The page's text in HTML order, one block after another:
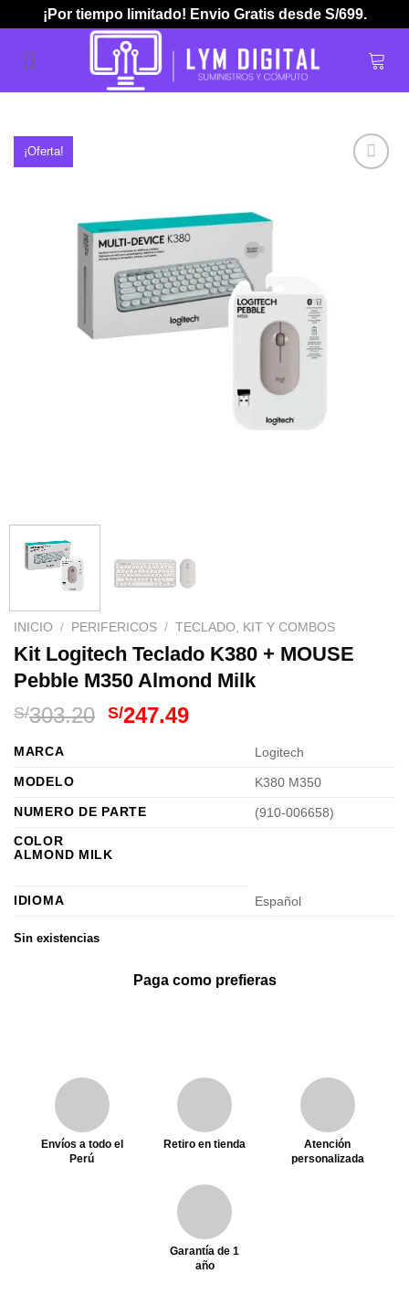
to
content
¡Por tiempo limitado! Envio Gratis desde S/699.
¡Oferta!
INICIO / PERIFERICOS / TECLADO, KIT Y COMBOS
Kit Logitech Teclado K380 + MOUSE
Pebble M350 Almond Milk
S/303.20 El
S/303.20.
S/247.49El
S/247.49.
MARCA
Logitech
MODELO
K380 M350
NUMERO DE PARTE
(910-006658)
COLOR
ALMOND MILK
IDIOMA Español
Sin existencias
Paga como prefieras
Envíos a todo el
Perú
Retiro en tienda
Atención
personalizada
Garantía de 1
año